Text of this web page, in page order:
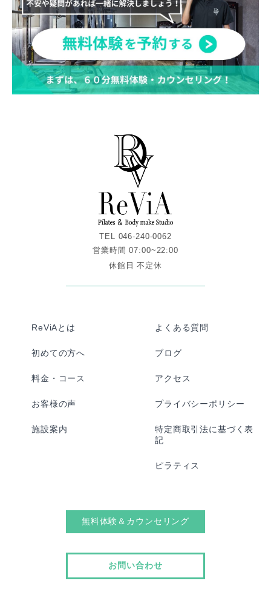
TEL 046-240-0062
営業時間 07:00~22:00
休館日 不定休
ReViAとは
初めての方へ
料金・コース
お客様の声
施設案内
よくある質問
ブログ
アクセス
プライバシーポリシー
特定商取引法に基づく表
記
ピラティス
無料体験＆カウンセリング
お問い合わせ